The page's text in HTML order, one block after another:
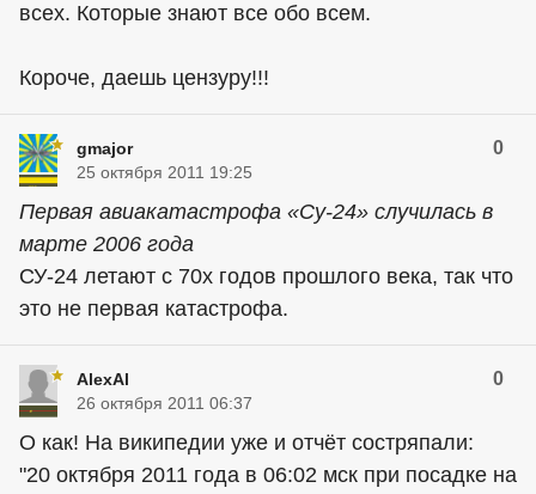
всех. Которые знают все обо всем.
Короче, даешь цензуру!!!
gmajor 0
25 октября 2011 19:25
Первая авиакатастрофа «Су-24» случилась в
марте 2006 года
СУ-24 летают с 70х годов прошлого века, так что
это не первая катастрофа.
AlexAl 0
26 октября 2011 06:37
О как! На википедии уже и отчёт состряпали:
"20 октября 2011 года в 06:02 мск при посадке на